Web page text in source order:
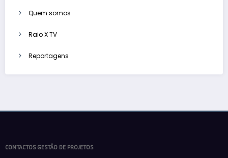
Quem somos
Raio X TV
Reportagens
CONTACTOS GESTÃO DE PROJETOS